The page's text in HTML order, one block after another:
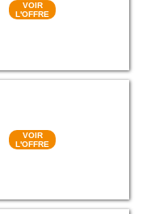
VOIR
L'OFFRE
VOIR
L'OFFRE